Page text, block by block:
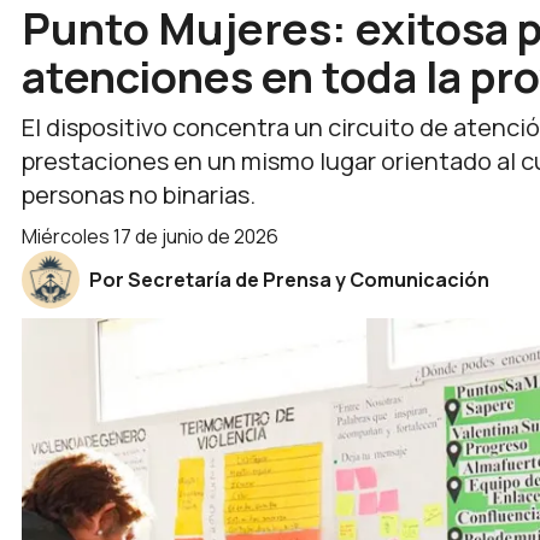
Punto Mujeres: exitosa
atenciones en toda la
El dispositivo concentra un circuito de
prestaciones en un mismo lugar orientado al
personas no binarias.
miércoles 17 de junio de 2026
Por Secretaría de Prensa y Comunicación